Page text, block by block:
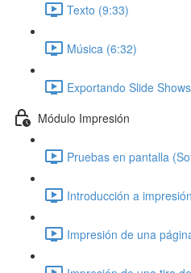
Texto (9:33)
Música (6:32)
Exportando Slide
Módulo Impresión
Pruebas en pantalla
Introducción a
Impresión de una